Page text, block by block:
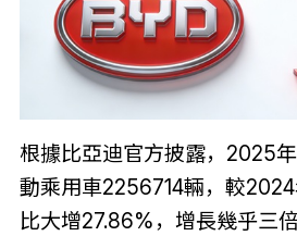
根據比亞迪官方披露，2025
動乘用車2256714輛，較
比大增27.86%，增長幾乎三